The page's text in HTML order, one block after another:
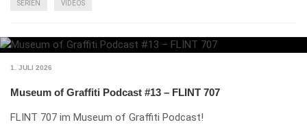
SERIEN VIDEOS
1. JULI 2026
Museum of Graffiti Podcast #13 – FLINT 707
FLINT 707 im Museum of Graffiti Podcast!